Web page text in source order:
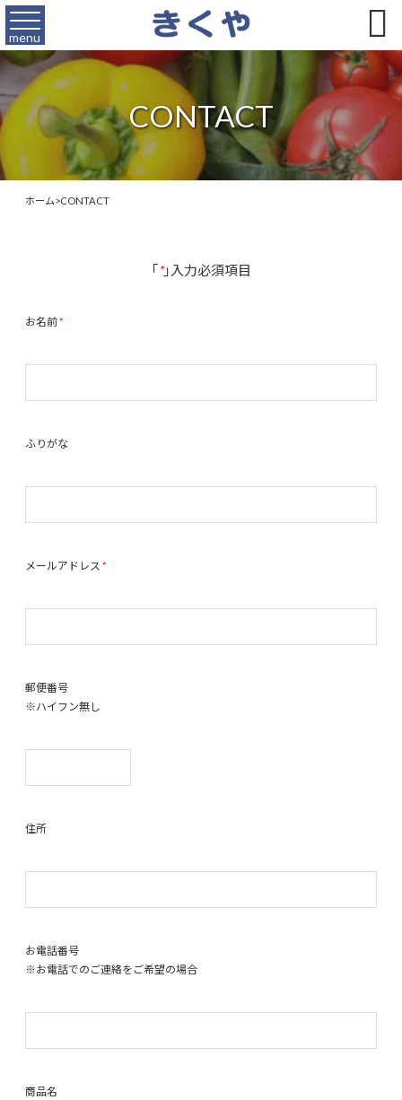
menu 
CONTACT
ホーム>CONTACT
「*」入力必須項目
お名前*
ふりがな
メールアドレス*
郵便番号
※ハイフン無し
住所
お電話番号
※お電話でのご連絡をご希望の場合
商品名